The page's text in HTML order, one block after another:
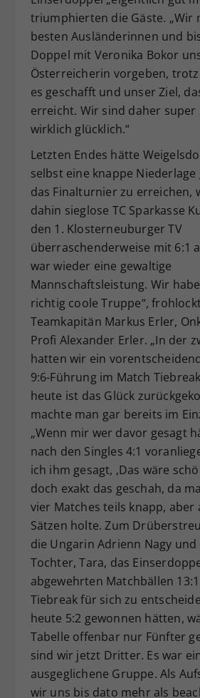
triumphierten die Gäste. „Wir
besten Ausländerinnen und
Doppel mit Veronika Bokor
Österreicherin vorgeben,
es geschafft und unser Ziel,
erreicht. Wir sind daher
wirklich glücklich.“
Letzten Endes hätte
selbst eine knappe
das Finalturnier zu erreichen,
dahin sieglose TC Sparkasse
den 1. Klosterneuburger TV
überraschenderweise mit 6:1
war wieder eine gewaltige
Mannschaftsleistung. Wir
richtig coole Truppe“,
Teamkapitän Markus Erler,
Profi Alexander Erler. „In der
hatten wir ein
9:6-Führung im Match
heute ist das Glück
machte man gar bereits im
„Wenn mir wer davor gesagt
nach den Singles 4:1
ich ihm gesagt, ‚Das wäre
doch exakt das geschah, da
vier Matches teils knapp, aber
Sätzen holte. Zum
die Ungarin Adrienn Nagy
Tochter, Tara, das
abgewehrten Matchbällen
Tiebreak für sich zu
heute 5:2 gewonnen hätten,
Tabelle offenbar nur Fünfter
sind wir jetzt Dritter. Es war
ausgeglichene Gruppe. Als
wir uns bis dato mehr als